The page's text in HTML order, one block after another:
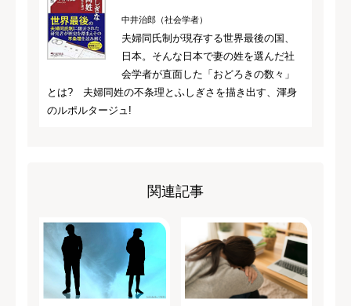
中井治郎（社会学者）
夫婦同氏制が現存する世界最後の国、
日本。そんな日本で妻の姓を選んだ社
会学者が直面した「おどろきの数々」
とは? 夫婦同姓の不条理とふしぎさを描き出す、渾身
のルポルタージュ!
関連記事